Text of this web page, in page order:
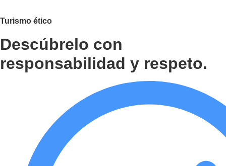
Turismo ético
Descúbrelo con
responsabilidad y respeto.